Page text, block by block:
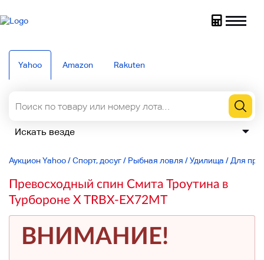
Yahoo Amazon Rakuten
Аукцион Yahoo/Спорт, досуг/ Рыбная ловля /Удилища / Для
Превосходный спин Смита Троутина в
Турбороне X TRBX-EX72MT
ВНИМАНИЕ!